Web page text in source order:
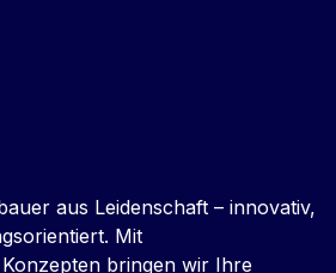
aus Leidenschaft – innovativ,
Mit
bringen wir Ihre